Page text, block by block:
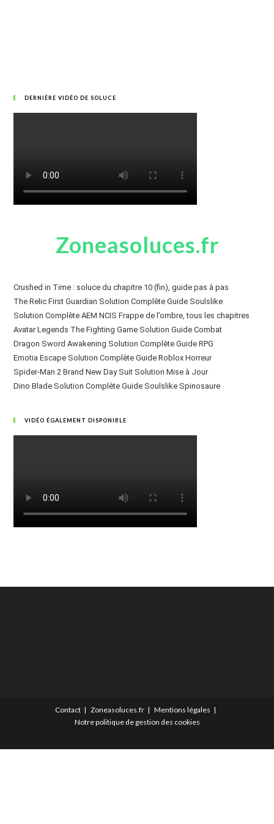
DERNIÈRE VIDÉO DE SOLUCE
Zoneasoluces.fr
Crushed in Time : soluce du chapitre 10 (fin), guide pas à pas
The Relic First Guardian Solution Complète Guide Soulslike
Solution Complète AEM NCIS Frappe de l’ombre, tous les chapitres
Avatar Legends The Fighting Game Solution Guide Combat
Dragon Sword Awakening Solution Complète Guide RPG
Emotia Escape Solution Complète Guide Roblox Horreur
Spider-Man 2 Brand New Day Suit Solution Mise à Jour
Dino Blade Solution Complète Guide Soulslike Spinosaure
VIDÉO ÉGALEMENT DISPONIBLE
Contact Zoneasoluces.fr
Mentions légales
Notre politique de gestion des cookies